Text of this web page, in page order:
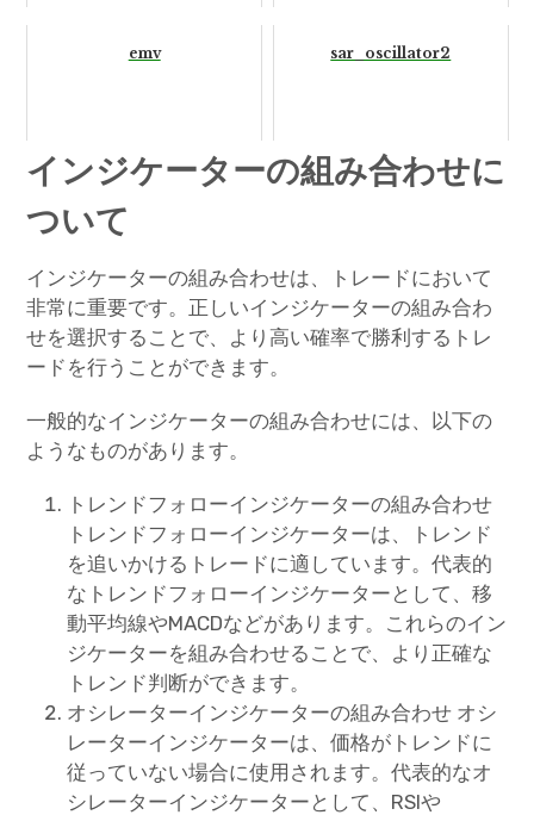
emv sar_oscillator2
インジケーターの組み合わせに
ついて
インジケーターの組み合わせは、トレードにおいて
非常に重要です。正しいインジケーターの組み合わ
せを選択することで、より高い確率で勝利するトレ
ードを行うことができます。
一般的なインジケーターの組み合わせには、以下の
ようなものがあります。
トレンドフォローインジケーターの組み合わせ
トレンドフォローインジケーターは、トレンド
を追いかけるトレードに適しています。代表的
なトレンドフォローインジケーターとして、移
動平均線やMACDなどがあります。これらのイン
ジケーターを組み合わせることで、より正確な
トレンド判断ができます。
オシレーターインジケーターの組み合わせ オシ
レーターインジケーターは、価格がトレンドに
従っていない場合に使用されます。代表的なオ
シレーターインジケーターとして、RSIや